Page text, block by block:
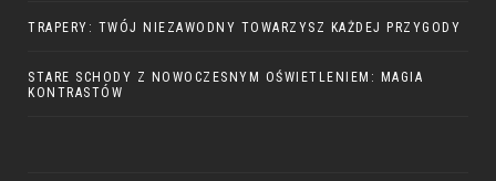
TRAPERY: TWÓJ NIEZAWODNY TOWARZYSZ KAŻDEJ PRZYGODY
STARE SCHODY Z NOWOCZESNYM OŚWIETLENIEM: MAGIA
KONTRASTÓW